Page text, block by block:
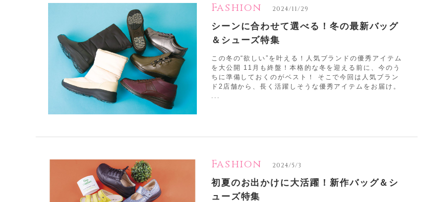
Fashion 2024/11/29
シーンに合わせて選べる！冬の最新バッグ
＆シューズ特集
この冬の“欲しい”を叶える！人気ブランドの優秀アイテム
を大公開 11月も終盤！本格的な冬を迎える前に、今のう
ちに準備しておくのがベスト！ そこで今回は人気ブラン
ド2店舗から、長く活躍しそうな優秀アイテムをお届け。
Fashion 2024/5/3
初夏のお出かけに大活躍！新作バッグ＆シ
ューズ特集